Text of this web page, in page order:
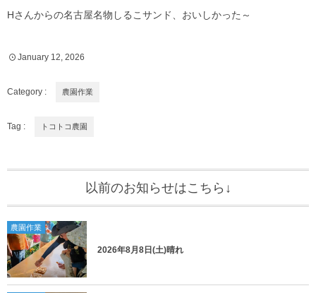
Hさんからの名古屋名物しるこサンド、おいしかった～
January 12 ,2026
Category : 農園作業
Tag : トコトコ農園
以前のお知らせはこちら↓
農園作業
2026年8月8日(土)晴れ